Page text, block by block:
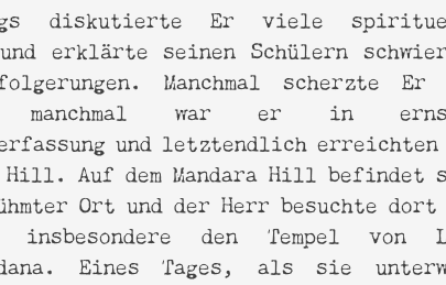
diskutierte Er viele
und erklärte seinen Schülern
Manchmal scherzte Er
manchmal war er in
und letztendlich
Hill. Auf dem Mandara Hill befindet
Ort und der Herr besuchte
insbesondere den Tempel von
Eines Tages, als sie